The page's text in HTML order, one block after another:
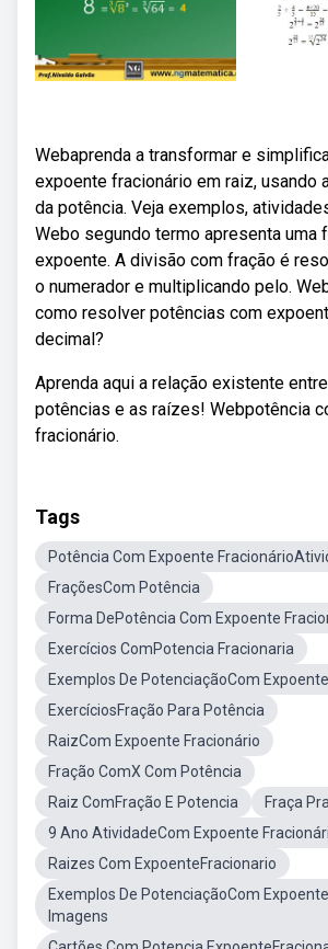
Webaprenda a transformar e
expoente fracionário em raiz, usando
da potência. Veja exemplos,
Webo segundo termo apresenta uma
expoente. A divisão com fração é
o numerador e multiplicando pelo.
como resolver potências com
decimal?
Aprenda aqui a relação existente
potências e as raízes! Webpotência
fracionário.
Tags
Potência Com Expoente
FraçõesCom Potência
Forma DePotência Com Expoente
Exercícios ComPotencia Fracionaria
Exemplos De PotenciaçãoCom
ExercíciosFração Para Potência
RaizCom Expoente Fracionário
Fração ComX Com Potência
Raiz ComFração E Potencia
Fraça
9 Ano AtividadeCom Expoente
Raizes Com ExpoenteFracionario
Exemplos De PotenciaçãoCom
Imagens